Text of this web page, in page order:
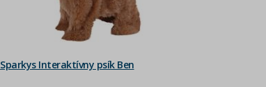
Sparkys Interaktívny psík Ben